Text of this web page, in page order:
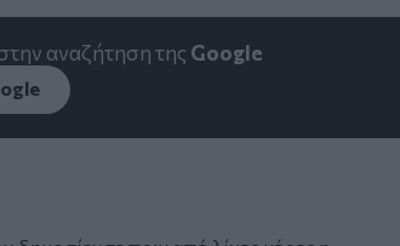
αναζήτηση της Google